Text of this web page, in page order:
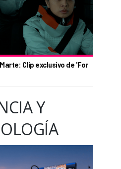
Clip exclusivo de 'For
Y